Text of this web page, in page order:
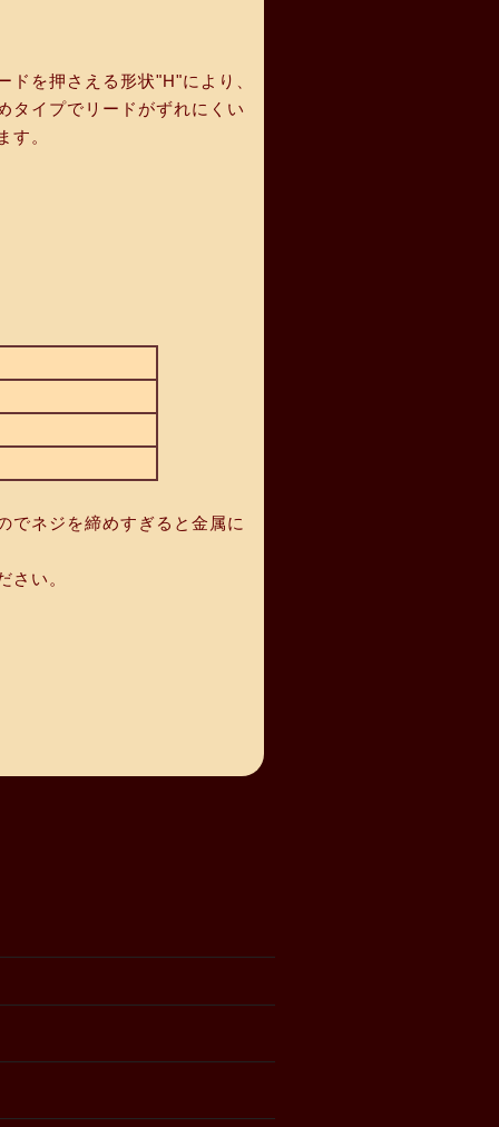
を押さえる形状"H"により、
タイプでリードがずれにくい
す。
でネジを締めすぎると金属に
い。